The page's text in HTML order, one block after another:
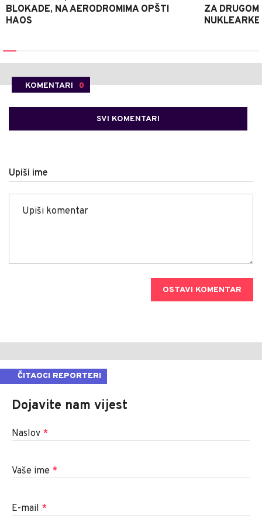
BLOKADE, NA AERODROMIMA OPŠTI
HAOS
ZA
NUKLEARKE
KOMENTARI 0
SVI KOMENTARI
Upiši ime
OSTAVI KOMENTAR
ČITAOCI REPORTERI
Dojavite nam vijest
Naslov *
Vaše ime *
E-mail *